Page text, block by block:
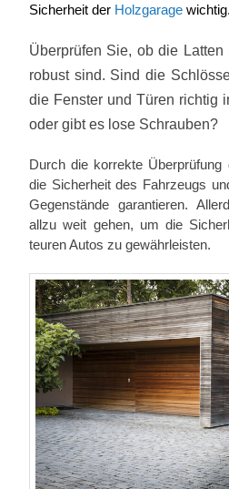
Sicherheit der Holzgarage wichtig.
Überprüfen Sie, ob die Latten
robust sind. Sind die
die Fenster und Türen richtig
oder gibt es lose Schrauben?
Durch die korrekte
die Sicherheit des Fahrzeugs
Gegenstände garantieren.
allzu weit gehen, um die
teuren Autos zu gewährleisten.